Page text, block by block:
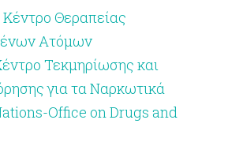
Θεραπείας
Ατόμων
Τεκμηρίωσης και
για τα Ναρκωτικά
Office on Drugs and